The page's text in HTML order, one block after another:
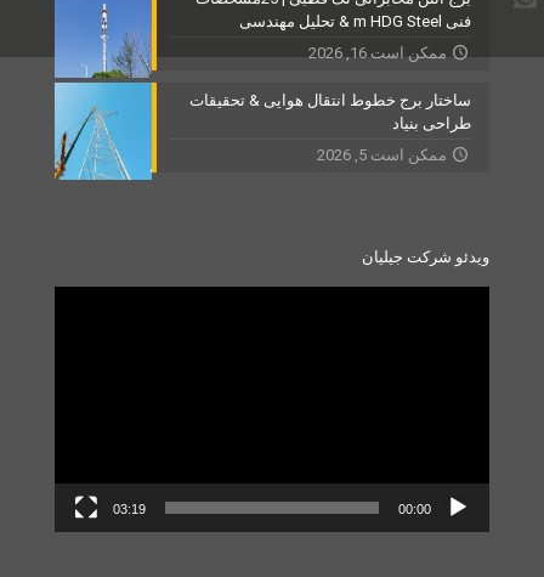
فنی m HDG Steel & تحلیل مهندسی
ممکن است 16, 2026
ساختار برج خطوط انتقال هوایی & تحقیقات
طراحی بنیاد
ممکن است 5, 2026
ویدئو شرکت جیلیان
00:00
03:19